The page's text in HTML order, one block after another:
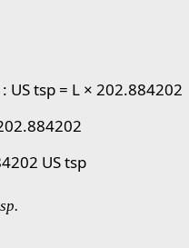
US tsp = L × 202.884202
US tsp